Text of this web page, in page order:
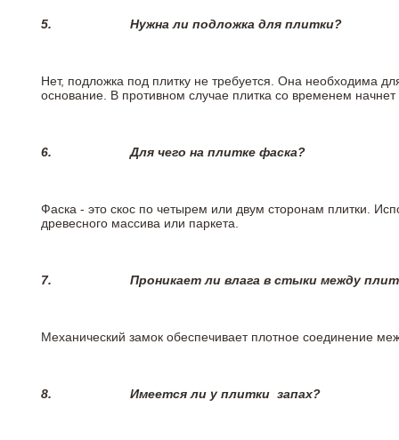
5. Нужна ли подложка для плитки?
Нет, подложка под плитку не требуется. Она необходима
основание. В противном случае плитка со временем
6.Для чего на плитке фаска?
Фаска - это скос по четырем или двум сторонам плитки.
древесного массива или паркета.
7. Проникает ли влага в стыки между
Механический замок обеспечивает плотное соединение
8. Имеется ли у плитки запах?